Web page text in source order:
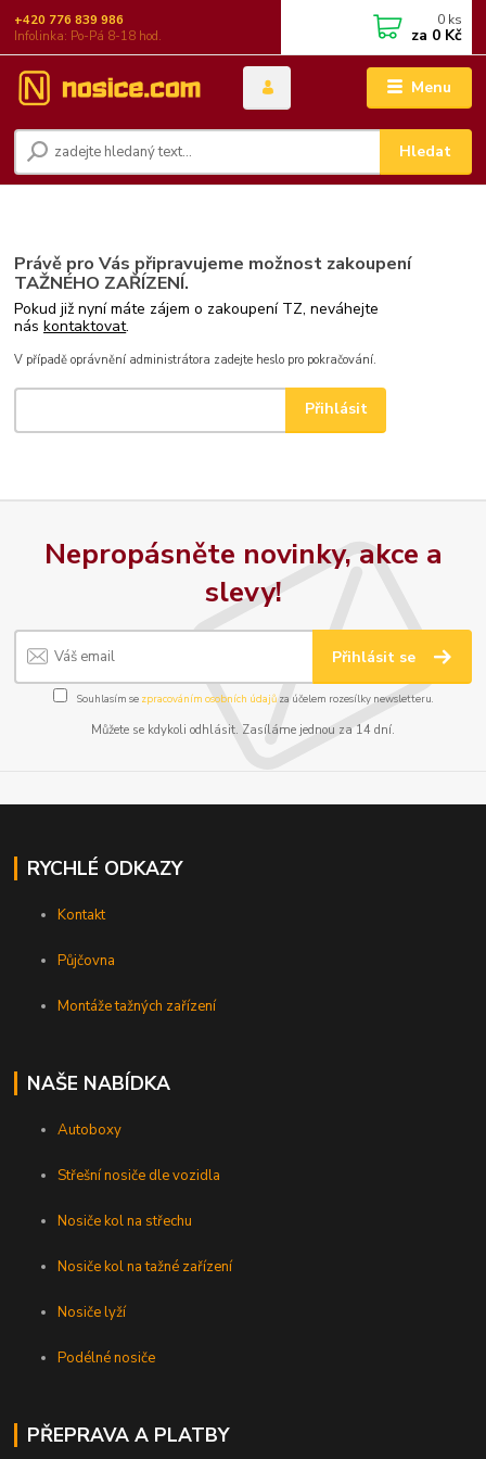
Menu
Hledat
+420 776 839 986
Infolinka: Po-Pá 8-18 hod.
0 ks
za 0 Kč
Právě pro Vás připravujeme možnost zakoupení
TAŽNÉHO ZAŘÍZENÍ.
Pokud již nyní máte zájem o zakoupení TZ, neváhejte
náskontaktovat.
V případě oprávnění administrátora zadejte heslo pro pokračování.
Nepropásněte novinky, akce a
slevy!
Přihlásit se
Souhlasím se zpracováním osobních údajůza účelem rozesílky newsletteru.
Můžete se kdykoli odhlásit. Zasíláme jednou za 14 dní.
RYCHLÉ ODKAZY
Kontakt
Půjčovna
Montáže tažných zařízení
NAŠE NABÍDKA
Autoboxy
Střešní nosiče dle vozidla
Nosiče kol na střechu
Nosiče kol na tažné zařízení
Nosiče lyží
Podélné nosiče
PŘEPRAVA A PLATBY